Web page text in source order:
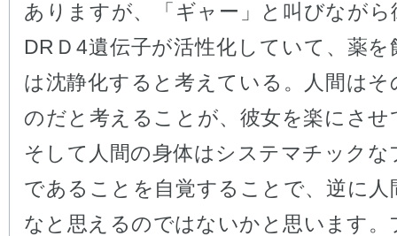
ありますが、「ギャー」と叫びながら
DRＤ4遺伝子が活性化していて、薬を
は沈静化すると考えている。人間はそ
のだと考えることが、彼女を楽にさせ
そして人間の身体はシステマチックな
であることを自覚することで、逆に人
なと思えるのではないかと思います。